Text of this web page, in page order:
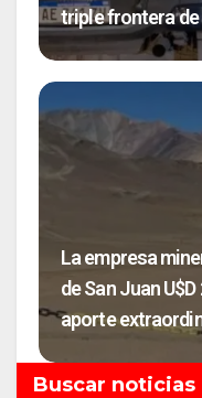
triple frontera de
La empresa
de San Juan
aporte
Buscar noticias